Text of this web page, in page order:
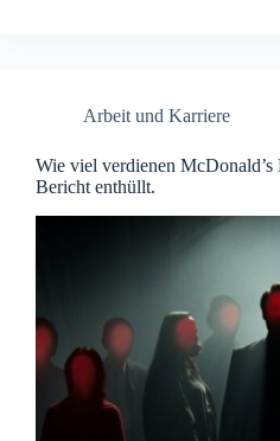
Arbeit und Karriere
Wie viel verdienen McDonald’s
Bericht enthüllt.